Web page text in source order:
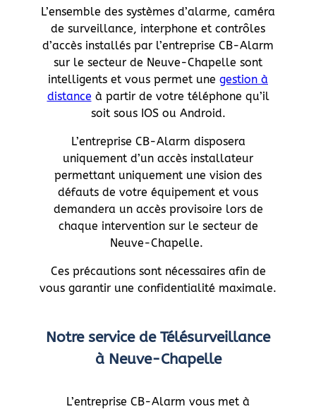
L’ensemble des systèmes d’alarme, caméra
de surveillance, interphone et contrôles
d’accès installés par l’entreprise CB-Alarm
sur le secteur de Neuve-Chapelle sont
intelligents et vous permet une gestion à
distance à partir de votre téléphone qu’il
soit sous IOS ou Android.
L’entreprise CB-Alarm disposera
uniquement d’un accès installateur
permettant uniquement une vision des
défauts de votre équipement et vous
demandera un accès provisoire lors de
chaque intervention sur le secteur de
Neuve-Chapelle.
Ces précautions sont nécessaires afin de
vous garantir une confidentialité maximale.
Notre service de Télésurveillance
à Neuve-Chapelle
L’entreprise CB-Alarm vous met à